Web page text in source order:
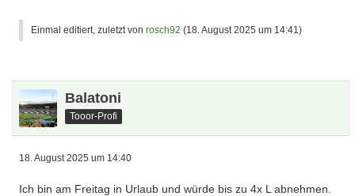
Einmal editiert, zuletzt vonrosch92 (18. August 2025 um 14:41)
Balatoni
Tooor-Profi
18. August 2025 um 14:40
Ich bin am Freitag in Urlaub und würde bis zu 4x L abnehmen.